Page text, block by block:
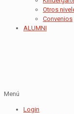
Otros
Convenios
ALUMNI
Menú
Login